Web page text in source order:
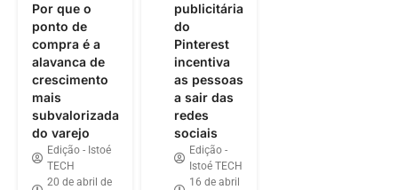
Por que o
ponto de
compra é a
alavanca de
crescimento
mais
subvalorizada
do varejo
Edição - Istoé
TECH
20 de abril de
publicitária
do
Pinterest
incentiva
as pessoas
a sair das
redes
sociais
Edição -
Istoé TECH
16 de abril